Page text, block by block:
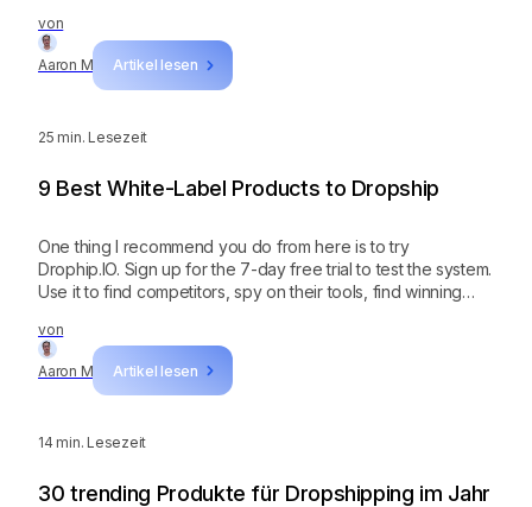
von
Aaron M Artikel lesen
erstellen. Folgen Sie den Anweisungen, die ich Ihnen zuvor
gezeigt habe, um erfolgreiche Produkte mit hoher Marge
für Ihren Shop zu finden!
25 min. Lesezeit
von
Aaron M Artikel lesen
9 Best White-Label Products to Dropship
One thing I recommend you do from here is to try
Drophip.IO. Sign up for the 7-day free trial to test the system.
Use it to find competitors, spy on their tools, find winning
white-label niches!
14 min. Lesezeit
30 trending Produkte für Dropshipping im Jahr